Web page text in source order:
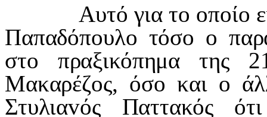
Αυτό για τo oπoίo
Παπαδόπoυλo τόσo o
στo πραξικόπημα της
Μακαρέζoς, όσo και o
Στυλιαvός Παττακός